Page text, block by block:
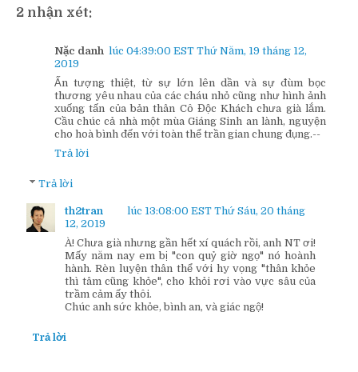
2 nhận xét:
Nặc danh lúc 04:39:00 EST Thứ Năm, 19 tháng 12,
2019
Ấn tượng thiệt, từ sự lớn lên dần và sự đùm bọc
thương yêu nhau của các cháu nhỏ cũng như hình ảnh
xuống tấn của bản thân Cô Độc Khách chưa già lắm.
Cầu chúc cả nhà một mùa Giáng Sinh an lành, nguyện
cho hoà bình đến với toàn thể trần gian chung đụng.--
Trả lời
Trả lời
th2tran
lúc 13:08:00 EST Thứ Sáu, 20 tháng
12, 2019
À! Chưa già nhưng gần hết xí quách rồi, anh NT ơi!
Mấy năm nay em bị "con quỷ giờ ngọ" nó hoành
hành. Rèn luyện thân thể với hy vọng "thân khỏe
thì tâm cũng khỏe", cho khỏi rơi vào vực sâu của
trầm cảm ấy thôi.
Chúc anh sức khỏe, bình an, và giác ngộ!
Trả lời